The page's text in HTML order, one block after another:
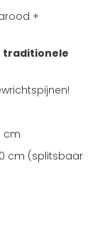
+
traditionele
cm
cm (splitsbaar